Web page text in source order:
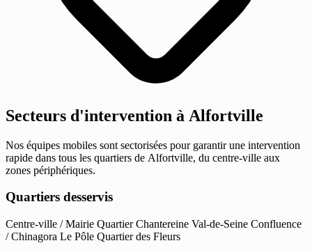
Secteurs d'intervention à Alfortville
Nos équipes mobiles sont sectorisées pour garantir une intervention
rapide dans tous les quartiers de Alfortville, du centre-ville aux
zones périphériques.
Quartiers desservis
Centre-ville / Mairie Quartier Chantereine Val-de-Seine Confluence
/ Chinagora Le Pôle Quartier des Fleurs